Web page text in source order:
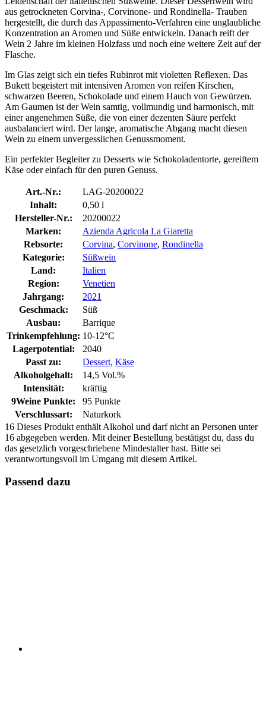
aus getrockneten Corvina-, Corvinone- und Rondinella- Trauben
hergestellt, die durch das Appassimento-Verfahren eine unglaubliche
Konzentration an Aromen und Süße entwickeln. Danach reift der
Wein 2 Jahre im kleinen Holzfass und noch eine weitere Zeit auf der
Flasche.
Im Glas zeigt sich ein tiefes Rubinrot mit violetten Reflexen. Das
Bukett begeistert mit intensiven Aromen von reifen Kirschen,
schwarzen Beeren, Schokolade und einem Hauch von Gewürzen.
Am Gaumen ist der Wein samtig, vollmundig und harmonisch, mit
einer angenehmen Süße, die von einer dezenten Säure perfekt
ausbalanciert wird. Der lange, aromatische Abgang macht diesen
Wein zu einem unvergesslichen Genussmoment.
Ein perfekter Begleiter zu Desserts wie Schokoladentorte, gereiftem
Käse oder einfach für den puren Genuss.
Art.-Nr.:
LAG-20200022
Inhalt:
0,50 l
Hersteller-Nr.:
20200022
Marken:
Azienda Agricola La Giaretta
Rebsorte:
Corvina, Corvinone, Rondinella
Kategorie:
Süßwein
Land:
Italien
Region:
Venetien
Jahrgang:
2021
Geschmack:
Süß
Ausbau:
Barrique
Trinkempfehlung: 10-12°C
Lagerpotential:
2040
Passt zu:
Dessert, Käse
Alkoholgehalt:
14,5 Vol.%
Intensität:
kräftig
9Weine Punkte:
95 Punkte
Verschlussart:
Naturkork
16 Dieses Produkt enthält Alkohol und darf nicht an Personen unter
16 abgegeben werden. Mit deiner Bestellung bestätigst du, dass du
das gesetzlich vorgeschriebene Mindestalter hast. Bitte sei
verantwortungsvoll im Umgang mit diesem Artikel.
Passend dazu